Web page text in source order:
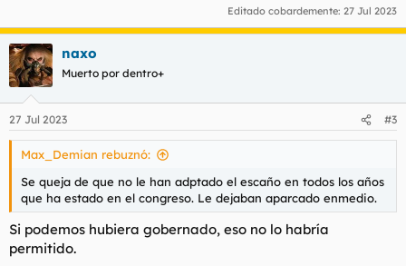
Editado cobardemente: 27 Jul 2023
naxo
Muerto por dentro+
27 Jul 2023 #3
Max_Demian rebuznó:
Se queja de que no le han adptado el escaño en todos los años
que ha estado en el congreso. Le dejaban aparcado enmedio.
Si podemos hubiera gobernado, eso no lo habría
permitido.